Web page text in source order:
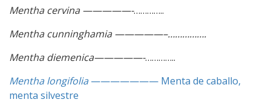
Mentha cervina —————-…………..
Mentha cunninghamia —————–…………….
Mentha diemenica—————-…………..
Mentha longifolia ——————— Menta de caballo,
menta silvestre